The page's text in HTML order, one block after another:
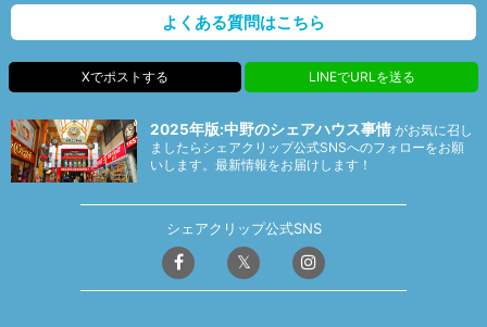
よくある質問はこちら
Xでポストする LINEでURLを送る
2025年版:中野のシェアハウス事情 がお気に召し
ましたらシェアクリップ公式SNSへのフォローをお願
いします。最新情報をお届けします！
シェアクリップ公式SNS